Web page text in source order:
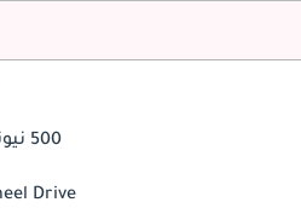
500 نيوتن-متر
Drive